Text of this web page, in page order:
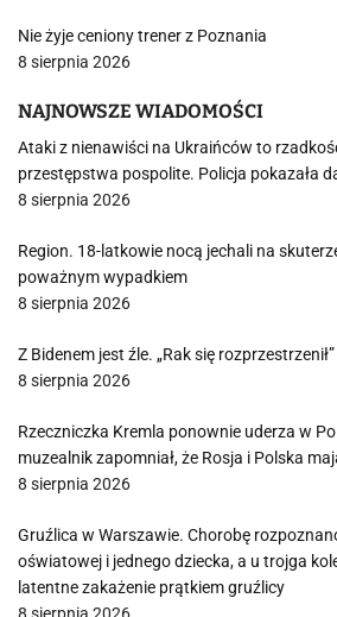
Nie żyje ceniony trener z Poznania
8 sierpnia 2026
NAJNOWSZE WIADOMOŚCI
Ataki z nienawiści na Ukraińców to
przestępstwa pospolite. Policja pokazała
8 sierpnia 2026
Region. 18-latkowie nocą jechali na
poważnym wypadkiem
8 sierpnia 2026
Z Bidenem jest źle. „Rak się rozprzestrzenił”
8 sierpnia 2026
Rzeczniczka Kremla ponownie uderza w
muzealnik zapomniał, że Rosja i Polska
8 sierpnia 2026
Gruźlica w Warszawie. Chorobę
oświatowej i jednego dziecka, a u trojga
latentne zakażenie prątkiem gruźlicy